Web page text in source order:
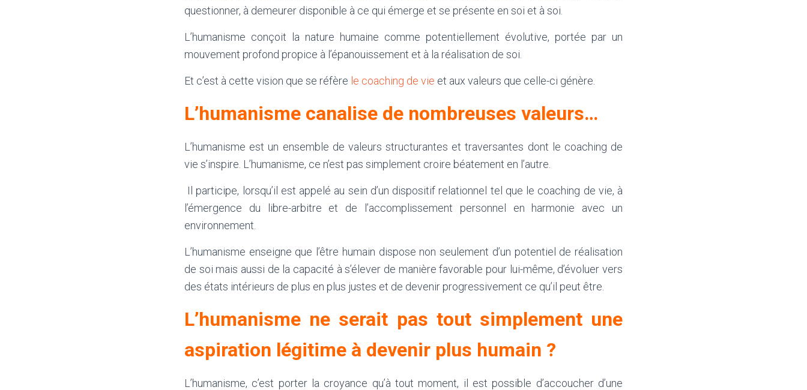
questionner, à demeurer disponible à ce qui émerge et se présente en soi et à soi.
L’humanisme conçoit la nature humaine comme potentiellement évolutive, portée par un
mouvement profond propice à l’épanouissement et à la réalisation de soi.
Et c’est à cette vision que se réfère le coaching de vie et aux valeurs que celle-ci génère.
L’humanisme canalise de nombreuses valeurs…
L’humanisme est un ensemble de valeurs structurantes et traversantes dont le coaching de
vie s’inspire. L’humanisme, ce n’est pas simplement croire béatement en l’autre.
Il participe, lorsqu’il est appelé au sein d’un dispositif relationnel tel que le coaching de vie, à
l’émergence du libre-arbitre et de l’accomplissement personnel en harmonie avec un
environnement.
L’humanisme enseigne que l’être humain dispose non seulement d’un potentiel de réalisation
de soi mais aussi de la capacité à s’élever de manière favorable pour lui-même, d’évoluer vers
des états intérieurs de plus en plus justes et de devenir progressivement ce qu’il peut être.
L’humanisme ne serait pas tout simplement une
aspiration légitime à devenir plus humain ?
L’humanisme, c’est porter la croyance qu’à tout moment, il est possible d’accoucher d’une